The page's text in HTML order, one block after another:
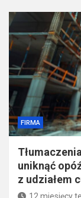
FIRMA
uniknąć
z udziałem